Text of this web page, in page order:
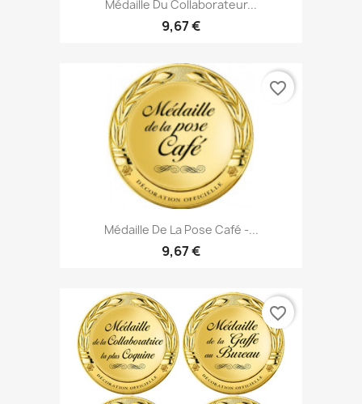
Médaille Du Collaborateur...
9,67 €
Médaille De La Pose Café -...
9,67 €
favorite_border
favorite_border